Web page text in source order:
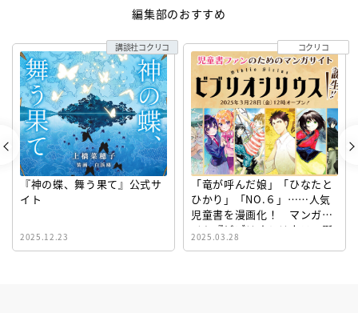
編集部のおすすめ
『神の蝶、舞う果て』公式サ
イト
2025.12.23
講談社コクリコ
「竜が呼んだ娘」「ひなたと
ひかり」「NO.６」……人気
児童書を漫画化！ マンガサ
イト『ビブリオシリウス』誕
生！
2025.03.28
コクリコ